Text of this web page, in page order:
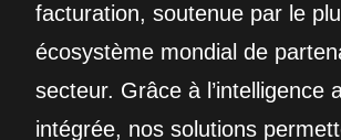
facturation, soutenue par le
écosystème mondial de
secteur. Grâce à l’intelligence
intégrée, nos solutions